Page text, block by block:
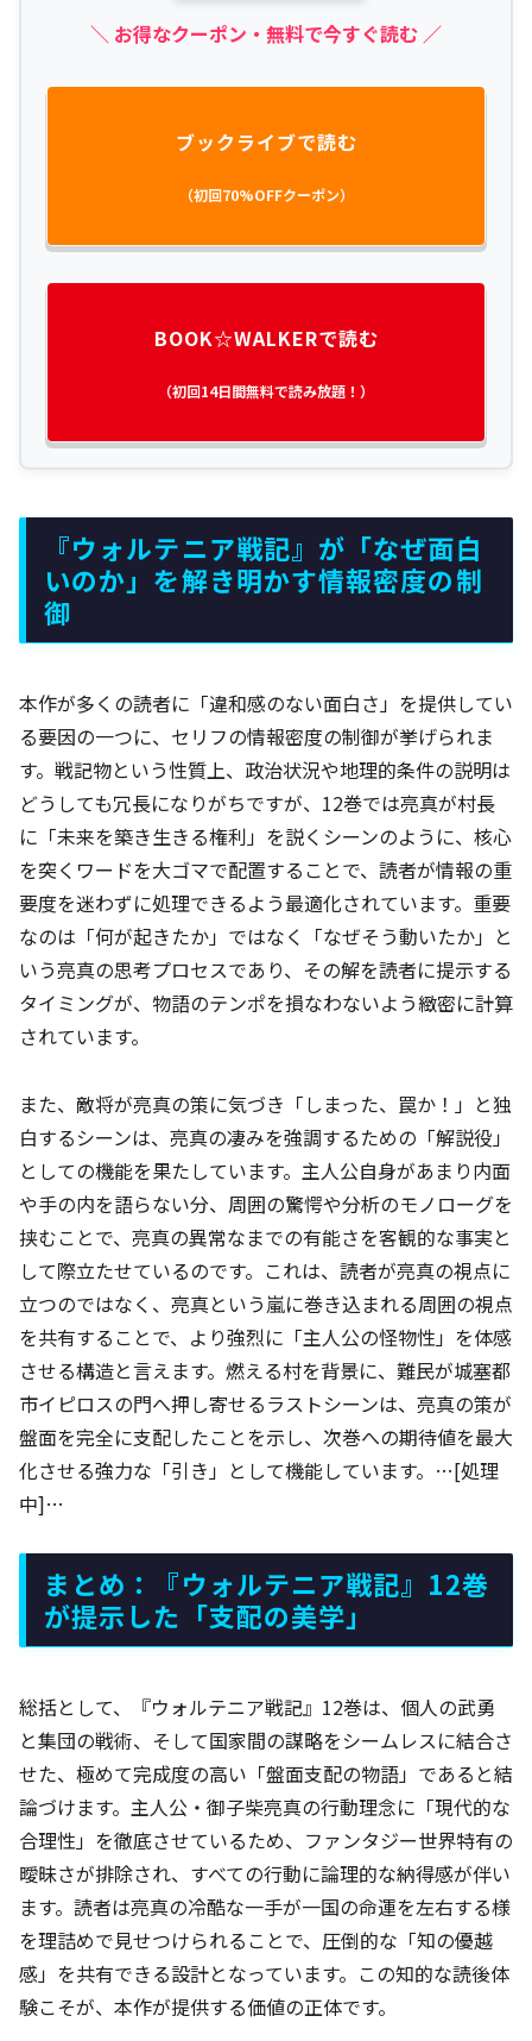
＼ お得なクーポン・無料で今すぐ読む ／
ブックライブで読む
（初回70%OFFクーポン）
BOOK☆WALKERで読む
（初回14日間無料で読み放題！）
『ウォルテニア戦記』が「なぜ面白
いのか」を解き明かす情報密度の制
御
本作が多くの読者に「違和感のない面白さ」を提供してい
る要因の一つに、セリフの情報密度の制御が挙げられま
す。戦記物という性質上、政治状況や地理的条件の説明は
どうしても冗長になりがちですが、12巻では亮真が村長
に「未来を築き生きる権利」を説くシーンのように、核心
を突くワードを大ゴマで配置することで、読者が情報の重
要度を迷わずに処理できるよう最適化されています。重要
なのは「何が起きたか」ではなく「なぜそう動いたか」と
いう亮真の思考プロセスであり、その解を読者に提示する
タイミングが、物語のテンポを損なわないよう緻密に計算
されています。
また、敵将が亮真の策に気づき「しまった、罠か！」と独
白するシーンは、亮真の凄みを強調するための「解説役」
としての機能を果たしています。主人公自身があまり内面
や手の内を語らない分、周囲の驚愕や分析のモノローグを
挟むことで、亮真の異常なまでの有能さを客観的な事実と
して際立たせているのです。これは、読者が亮真の視点に
立つのではなく、亮真という嵐に巻き込まれる周囲の視点
を共有することで、より強烈に「主人公の怪物性」を体感
させる構造と言えます。燃える村を背景に、難民が城塞都
市イピロスの門へ押し寄せるラストシーンは、亮真の策が
盤面を完全に支配したことを示し、次巻への期待値を最大
化させる強力な「引き」として機能しています。…[処理
中]…
まとめ：『ウォルテニア戦記』12巻
が提示した「支配の美学」
総括として、『ウォルテニア戦記』12巻は、個人の武勇
と集団の戦術、そして国家間の謀略をシームレスに結合さ
せた、極めて完成度の高い「盤面支配の物語」であると結
論づけます。主人公・御子柴亮真の行動理念に「現代的な
合理性」を徹底させているため、ファンタジー世界特有の
曖昧さが排除され、すべての行動に論理的な納得感が伴い
ます。読者は亮真の冷酷な一手が一国の命運を左右する様
を理詰めで見せつけられることで、圧倒的な「知の優越
感」を共有できる設計となっています。この知的な読後体
験こそが、本作が提供する価値の正体です。